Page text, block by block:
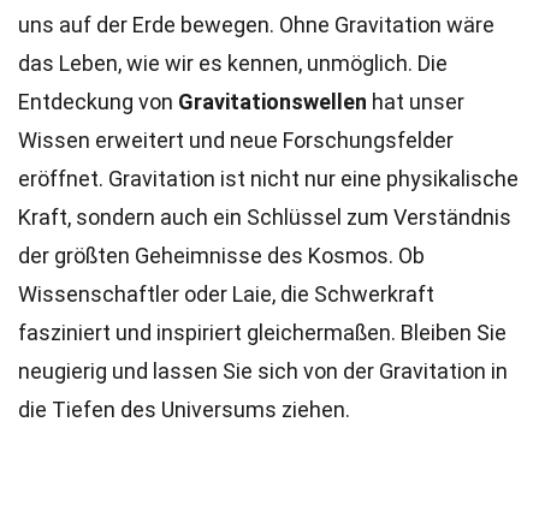
uns auf der Erde bewegen. Ohne Gravitation wäre
das Leben, wie wir es kennen, unmöglich. Die
Entdeckung von Gravitationswellen hat unser
Wissen erweitert und neue Forschungsfelder
eröffnet. Gravitation ist nicht nur eine physikalische
Kraft, sondern auch ein Schlüssel zum Verständnis
der größten Geheimnisse des Kosmos. Ob
Wissenschaftler oder Laie, die Schwerkraft
fasziniert und inspiriert gleichermaßen. Bleiben Sie
neugierig und lassen Sie sich von der Gravitation in
die Tiefen des Universums ziehen.